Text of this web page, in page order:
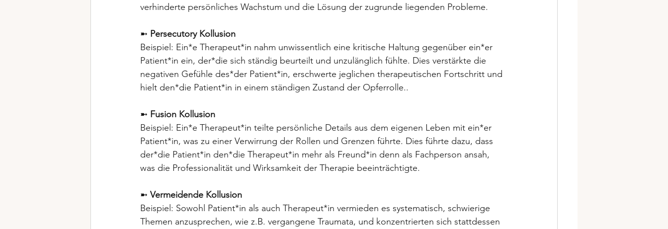
verhinderte persönliches Wachstum und die Lösung der zugrunde liegenden Probleme.
➼ Persecutory Kollusion
Beispiel: Ein*e Therapeut*in nahm unwissentlich eine kritische Haltung gegenüber ein*er
Patient*in ein, der*die sich ständig beurteilt und unzulänglich fühlte. Dies verstärkte die
negativen Gefühle des*der Patient*in, erschwerte jeglichen therapeutischen Fortschritt und
hielt den*die Patient*in in einem ständigen Zustand der Opferrolle..
➼ Fusion Kollusion
Beispiel: Ein*e Therapeut*in teilte persönliche Details aus dem eigenen Leben mit ein*er
Patient*in, was zu einer Verwirrung der Rollen und Grenzen führte. Dies führte dazu, dass
der*die Patient*in den*die Therapeut*in mehr als Freund*in denn als Fachperson ansah,
was die Professionalität und Wirksamkeit der Therapie beeinträchtigte.
➼ Vermeidende Kollusion
Beispiel: Sowohl Patient*in als auch Therapeut*in vermieden es systematisch, schwierige
Themen anzusprechen, wie z.B. vergangene Traumata, und konzentrierten sich stattdessen